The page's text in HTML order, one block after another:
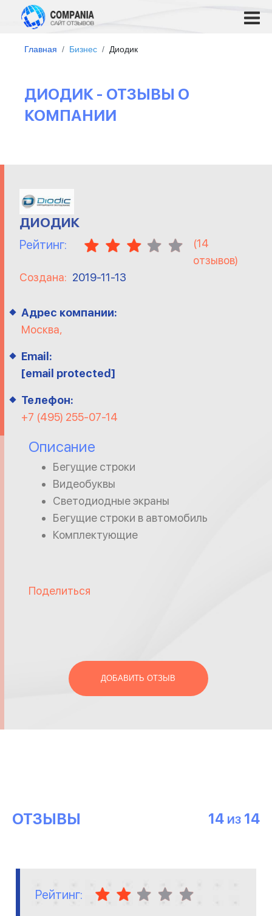
Главная Бизнес Диодик
ДИОДИК - ОТЗЫВЫ О
КОМПАНИИ
ДИОДИК
Рейтинг: (14
отзывов)
Создана: 2019-11-13
Адрес компании:
Москва,
Email:
[email protected]
Телефон:
+7 (495) 255-07-14
Описание
Бегущие строки
Видеобуквы
Светодиодные экраны
Бегущие строки в автомобиль
Комплектующие
Поделиться
ДОБАВИТЬ ОТЗЫВ
ОТЗЫВЫ 14 ИЗ 14
Рейтинг: